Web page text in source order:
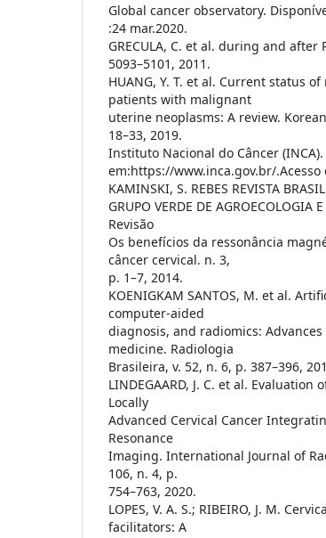
Global cancer observatory.
:24 mar.2020.
GRECULA, C. et al. during and
5093–5101, 2011.
HUANG, Y. T. et al. Current status
patients with malignant
uterine neoplasms: A review.
18–33, 2019.
Instituto Nacional do Câncer
em:https://www.inca.gov.br/.Acesso
KAMINSKI, S. REBES REVISTA
GRUPO VERDE DE
Revisão
Os benefícios da ressonância
câncer cervical. n. 3,
p. 1–7, 2014.
KOENIGKAM SANTOS, M. et al.
computer-aided
diagnosis, and radiomics:
medicine. Radiologia
Brasileira, v. 52, n. 6, p. 387–396,
LINDEGAARD, J. C. et al.
Locally
Advanced Cervical Cancer
Resonance
Imaging. International Journal of
106, n. 4, p.
754–763, 2020.
LOPES, V. A. S.; RIBEIRO, J. M.
facilitators: A